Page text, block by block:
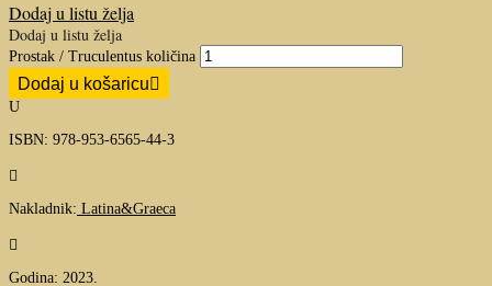
Dodaj u listu želja
Dodaj u listu želja
Prostak / Truculentus količina
Dodaj u košaricu
U
ISBN: 978-953-6565-44-3

Nakladnik: Latina&Graeca

Godina: 2023.